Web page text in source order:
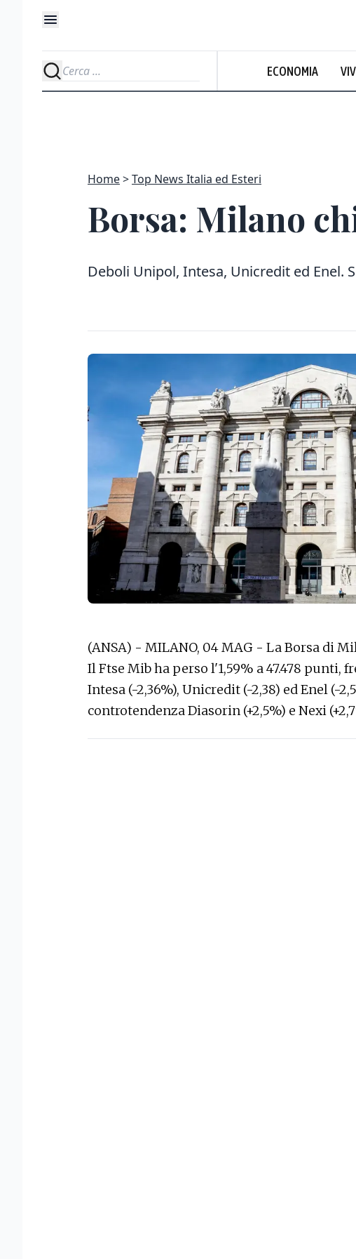
ECONOMIA
Home Top News Italia ed Esteri
Borsa: Milano
Deboli Unipol, Intesa, Unicredit ed Enel.
(ANSA) - MILANO, 04 MAG - La Borsa di
Il Ftse Mib ha perso l'1,59% a 47.478 punti,
Intesa (-2,36%), Unicredit (-2,38) ed Enel (-
controtendenza Diasorin (+2,5%) e Nexi